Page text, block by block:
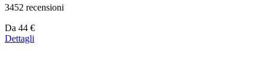
3452 recensioni
Prezzo
a
Da 44 €
Dettagli